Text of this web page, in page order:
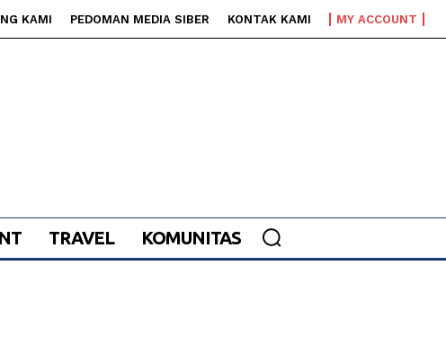
KAMI PEDOMAN MEDIA SIBER KONTAK KAMI MY ACCOUNT
TRAVEL KOMUNITAS